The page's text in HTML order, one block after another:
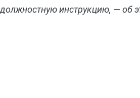
инструкцию, — об